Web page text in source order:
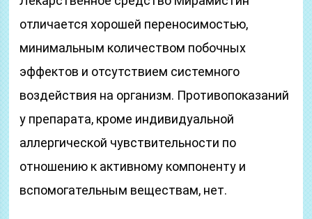
отличается хорошей переносимостью,
минимальным количеством побочных
эффектов и отсутствием системного
воздействия на организм. Противопоказаний
у препарата, кроме индивидуальной
аллергической чувствительности по
отношению к активному компоненту и
вспомогательным веществам, нет.